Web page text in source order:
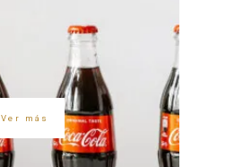
Ver más